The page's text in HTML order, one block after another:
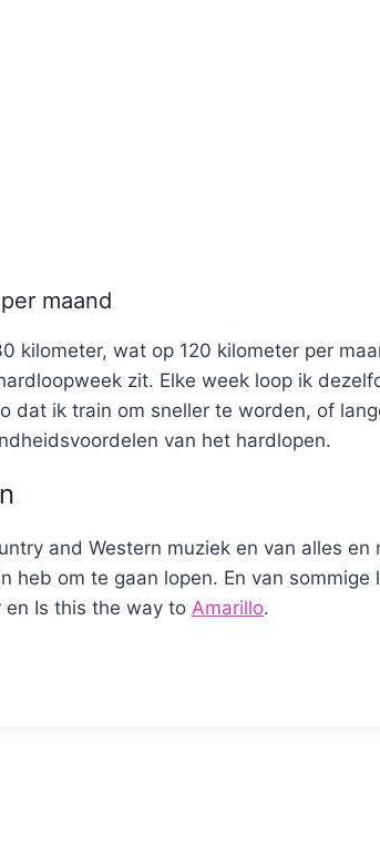
maand
kilometer, wat op 120 kilometer per
zit. Elke week loop ik
dat ik train om sneller te worden, of
van het hardlopen.
and Western muziek en van alles en
heb om te gaan lopen. En van sommige
en Is this the way to Amarillo.